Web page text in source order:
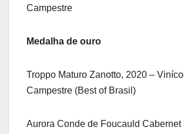
Campestre
Medalha de ouro
Troppo Maturo Zanotto, 2020 –
Campestre (Best of Brasil)
Aurora Conde de Foucauld Cabernet